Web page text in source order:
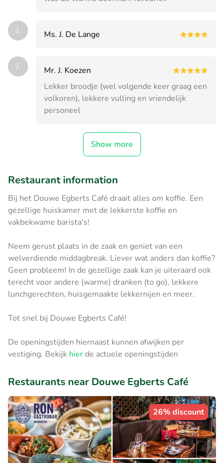
J. Ms. J. De Lange
J.
Mr. J. Koezen
Lekker broodje (wel volgende keer graag een
volkoren), lekkere vulling en vriendelijk
personeel
Show more
Restaurant information
Bij het Douwe Egberts Café draait alles om koffie. Een
gezellige huiskamer met de lekkerste koffie en
vakbekwame barista's!
Neem gerust plaats in de zaak en geniet van een
welverdiende middagbreak. Liever wat anders dan koffie?
Geen probleem! In de gezellige zaak kan je uiteraard ook
terecht voor andere (warme) dranken (to go), lekkere
lunchgerechten, huisgemaakte lekkernijen en meer.
Tot snel bij Douwe Egberts Café!
De openingstijden hiernaast kunnen afwijken per
vestiging. Bekijk hierde actuele openingstijden
Restaurants near Douwe Egberts Café
26% discount